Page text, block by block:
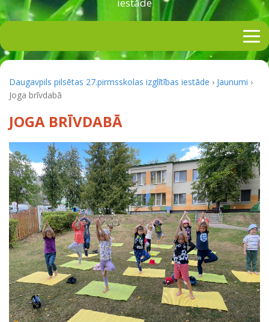
Daugavpils pilsētas 27.pirmsskolas izglītības iestāde › Jaunumi ›
Joga brīvdabā
JOGA BRĪVDABĀ